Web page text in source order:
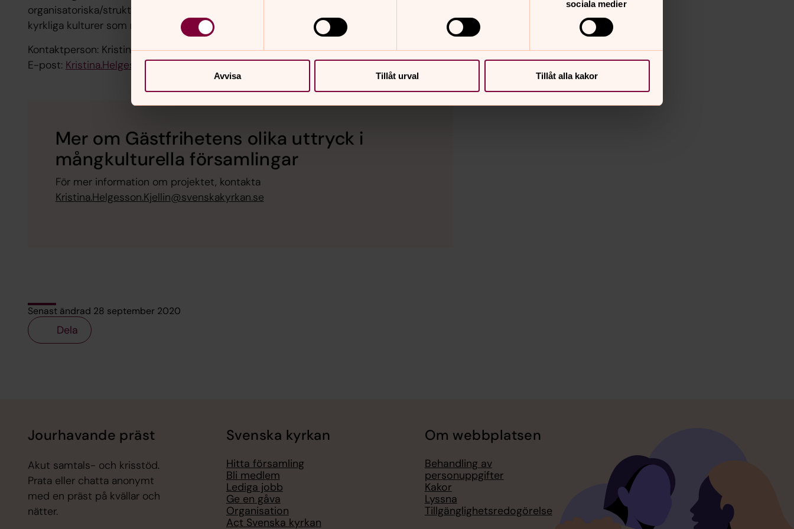
sociala medier
Avvisa Tillåt urval Tillåt alla kakor
organisatoriska/strukturella likheter och skillnader, samt möjliggör att få syn på vad i olika
kyrkliga kulturer som möjliggör eller hindrar i ett mångfalds-och integrationsarbete.
Kontaktperson: Kristina Helgesson Kjellin
E-post: Kristina.Helgesson.Kjellin@svenskakyrkan.se
Mer om Gästfrihetens olika uttryck i
mångkulturella församlingar
För mer information om projektet, kontakta
Kristina.Helgesson.Kjellin@svenskakyrkan.se
Senast ändrad 28 september 2020
Dela
Jourhavande präst
Akut samtals- och krisstöd.
Prata eller chatta anonymt
med en präst på kvällar och
nätter.
Svenska kyrkan
Hitta församling
Bli medlem
Lediga jobb
Ge en gåva
Organisation
Act Svenska kyrkan
Om webbplatsen
Behandling av
personuppgifter
Kakor
Lyssna
Tillgänglighetsredogörelse